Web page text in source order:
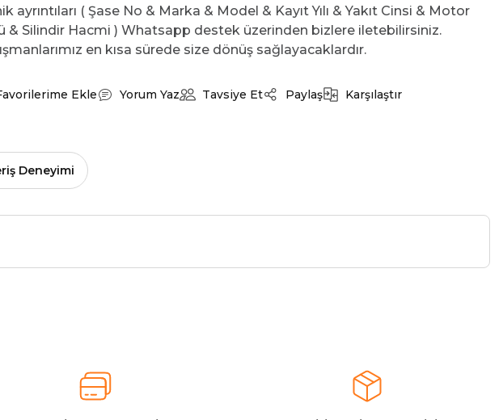
ayrıntıları ( Şase No & Marka & Model & Kayıt Yılı & Yakıt Cinsi & Motor
& Silindir Hacmi ) Whatsapp destek üzerinden bizlere iletebilirsiniz.
en kısa sürede size dönüş sağlayacaklardır.
Yorum Yaz Tavsiye Et Paylaş Karşılaştır
Deneyimi